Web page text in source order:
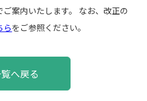
案内いたします。 なお、改正の
らをご参照ください。
へ戻る